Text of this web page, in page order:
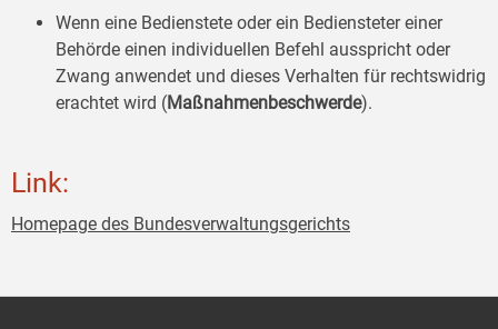
Wenn eine Bedienstete oder ein Bediensteter einer
Behörde einen individuellen Befehl ausspricht oder
Zwang anwendet und dieses Verhalten für rechtswidrig
erachtet wird (Maßnahmenbeschwerde).
Link:
Homepage des Bundesverwaltungsgerichts